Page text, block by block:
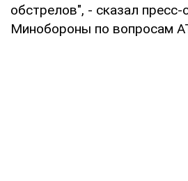
обстрелов", - сказал пресс-
Минобороны по вопросам